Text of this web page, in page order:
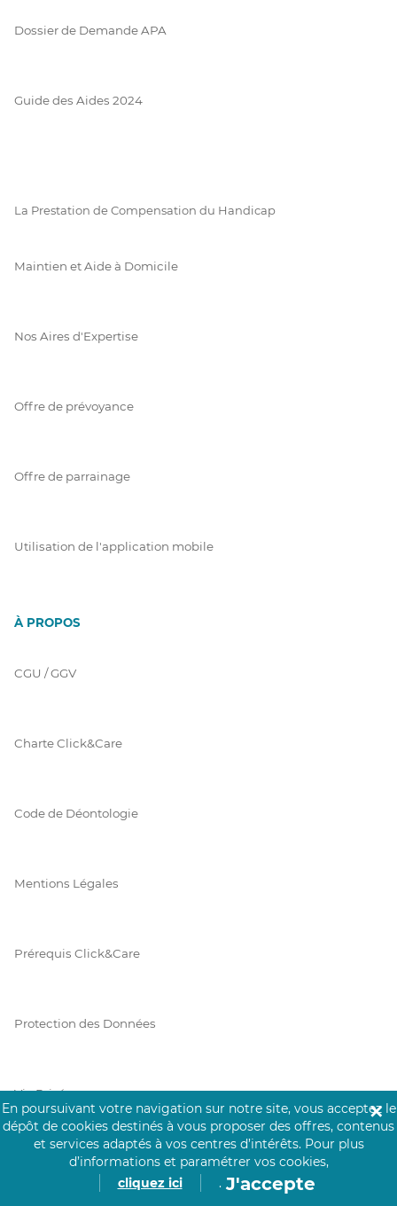
Dossier de Demande APA
Guide des Aides 2024
La Prestation de Compensation du Handicap
Maintien et Aide à Domicile
Nos Aires d'Expertise
Offre de prévoyance
Offre de parrainage
Utilisation de l'application mobile
À PROPOS
CGU / GGV
Charte Click&Care
Code de Déontologie
Mentions Légales
Prérequis Click&Care
Protection des Données
Vie Privée
PAIEMENT SÉCURISÉ
En poursuivant votre navigation sur notre site, vous acceptez le
dépôt de cookies destinés à vous proposer des offres, contenus
et services adaptés à vos centres d’intérêts. Pour plus
d’informations et paramétrer vos cookies,
cliquez ici
. J'accepte
✕